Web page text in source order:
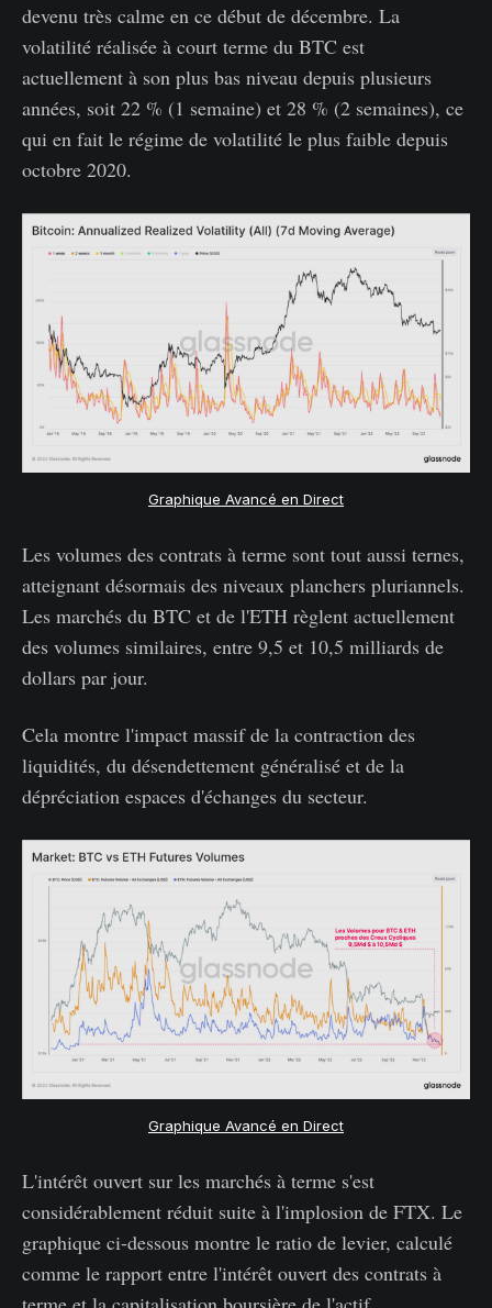
devenu très calme en ce début de décembre. La
volatilité réalisée à court terme du BTC est
actuellement à son plus bas niveau depuis plusieurs
années, soit 22 % (1 semaine) et 28 % (2 semaines), ce
qui en fait le régime de volatilité le plus faible depuis
octobre 2020.
Graphique Avancé en Direct
Les volumes des contrats à terme sont tout aussi ternes,
atteignant désormais des niveaux planchers pluriannels.
Les marchés du BTC et de l'ETH règlent actuellement
des volumes similaires, entre 9,5 et 10,5 milliards de
dollars par jour.
Cela montre l'impact massif de la contraction des
liquidités, du désendettement généralisé et de la
dépréciation espaces d'échanges du secteur.
Graphique Avancé en Direct
L'intérêt ouvert sur les marchés à terme s'est
considérablement réduit suite à l'implosion de FTX. Le
graphique ci-dessous montre le ratio de levier, calculé
comme le rapport entre l'intérêt ouvert des contrats à